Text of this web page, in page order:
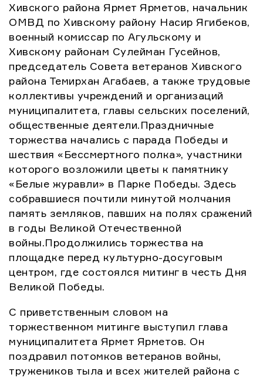
Хивского района Ярмет Ярметов, начальник
ОМВД по Хивскому району Насир Ягибеков,
военный комиссар по Агульскому и
Хивскому районам Сулейман Гусейнов,
председатель Совета ветеранов Хивского
района Темирхан Агабаев, а также трудовые
коллективы учреждений и организаций
муниципалитета, главы сельских поселений,
общественные деятели.Праздничные
торжества начались с парада Победы и
шествия «Бессмертного полка», участники
которого возложили цветы к памятнику
«Белые журавли» в Парке Победы. Здесь
собравшиеся почтили минутой молчания
память земляков, павших на полях сражений
в годы Великой Отечественной
войны.Продолжились торжества на
площадке перед культурно-досуговым
центром, где состоялся митинг в честь Дня
Великой Победы.
С приветственным словом на
торжественном митинге выступил глава
муниципалитета Ярмет Ярметов. Он
поздравил потомков ветеранов войны,
тружеников тыла и всех жителей района с